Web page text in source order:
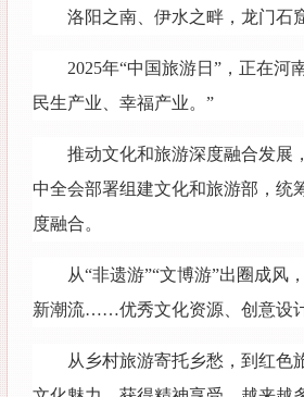
洛阳之南、伊水之畔，龙门石
2025年“中国旅游日”，正在
民生产业、幸福产业。”
推动文化和旅游深度融合发展
中全会部署组建文化和旅游部，统
度融合。
从“非遗游”“文博游”出圈成风
新潮流……优秀文化资源、创意设
从乡村旅游寄托乡愁，到红色